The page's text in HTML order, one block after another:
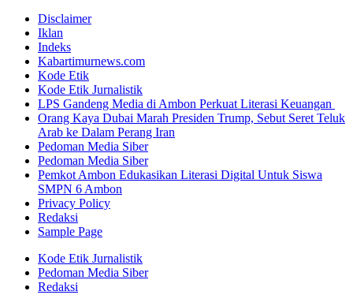
Disclaimer
Iklan
Indeks
Kabartimurnews.com
Kode Etik
Kode Etik Jurnalistik
LPS Gandeng Media di Ambon Perkuat Literasi Keuangan
Orang Kaya Dubai Marah Presiden Trump, Sebut Seret Teluk
Arab ke Dalam Perang Iran
Pedoman Media Siber
Pedoman Media Siber
Pemkot Ambon Edukasikan Literasi Digital Untuk Siswa
SMPN 6 Ambon
Privacy Policy
Redaksi
Sample Page
Kode Etik Jurnalistik
Pedoman Media Siber
Redaksi